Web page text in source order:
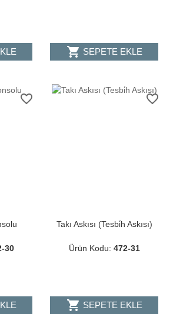
shopping_cart SEPETE EKLE
favorite_border
30
favorite_border
Takı Askısı (Tesbi̇h Askısı)
Ürün Kodu: 472-31
shopping_cart SEPETE EKLE